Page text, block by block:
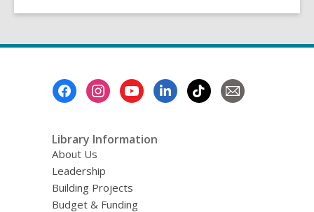
Library Information
About Us
Leadership
Building Projects
Budget & Funding